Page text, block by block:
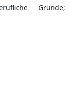
Gründe;